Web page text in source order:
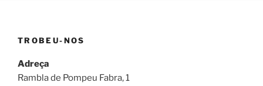
TROBEU-NOS
Adreça
Rambla de Pompeu Fabra, 1